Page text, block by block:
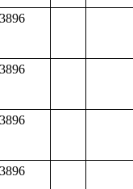
3896
3896
3896
3896